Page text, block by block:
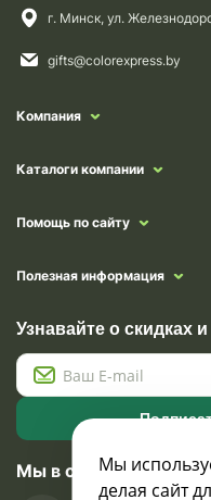
г. Минск, ул.
gifts@colorexpress.by
Компания
Каталоги компании
Помощь по сайту
Полезная информация
Узнавайте о скидках
Мы в социальных
Мы
делая сайт